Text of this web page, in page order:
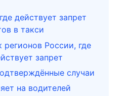
действует запрет
в такси
России, где
запрет
случаи
на водителей